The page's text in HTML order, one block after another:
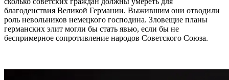
благоденствия Великой Германии. Выжившим они отводили
роль невольников немецкого господина. Зловещие планы
германских элит могли бы стать явью, если бы не
беспримерное сопротивление народов Советского Союза.